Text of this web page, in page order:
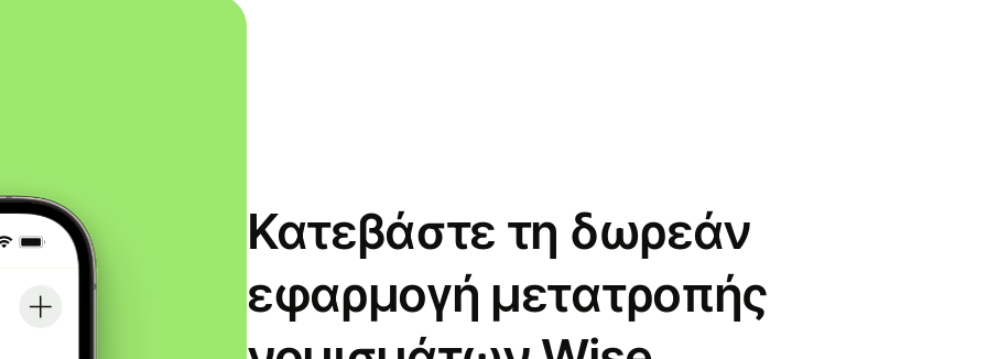
Κατεβάστε τη δωρεάν
εφαρμογή μετατροπής